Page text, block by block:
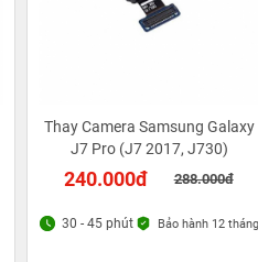
Thay Camera Samsung Galaxy
J7 Pro (J7 2017, J730)
240.000đ 288.000đ
30 - 45 phút Bảo hành 12 tháng